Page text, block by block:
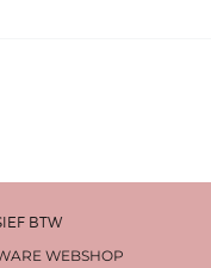
BTW
WEBSHOP